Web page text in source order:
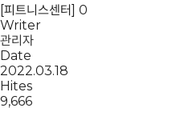
[피트니스센터] 0
Writer
관리자
Date
2022.03.18
Hites
9,666